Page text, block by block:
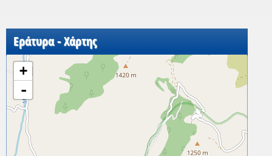
Εράτυρα - Χάρτης
+
-